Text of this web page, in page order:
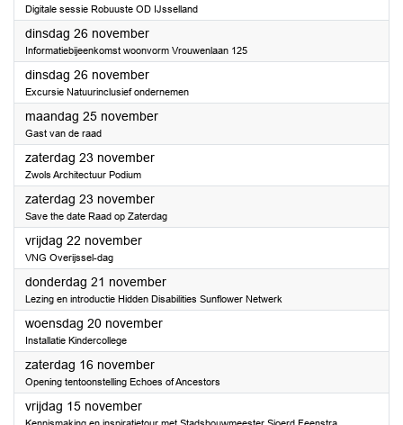
Digitale sessie Robuuste OD IJsselland
dinsdag 26 november2024
Informatiebijeenkomst woonvorm Vrouwenlaan 125
dinsdag 26 november2024
Excursie Natuurinclusief ondernemen
maandag 25 november2024
Gast van de raad
zaterdag 23 november2024
Zwols Architectuur Podium
zaterdag 23 november2024
Save the date Raad op Zaterdag
vrijdag 22 november2024
VNG Overijssel-dag
donderdag 21 november2024
Lezing en introductie Hidden Disabilities Sunflower Netwerk
woensdag 20 november2024
Installatie Kindercollege
zaterdag 16 november2024
Opening tentoonstelling Echoes of Ancestors
vrijdag 15 november2024